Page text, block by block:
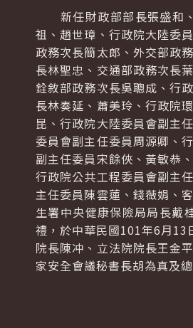
新任財政部部長張盛和、
祖、趙世璋、行政院大陸委
政務次長簡太郎、外交部政
長林聖忠、交通部政務次長
銓敘部政務次長吳聰成、行
長林奏延、蕭美玲、行政院
昆、行政院大陸委員會副主
委員會副主任委員周源卿、
副主任委員宋餘俠、黃敏恭
行政院公共工程委員會副主
主任委員陳雲蓮、錢薇娟、
生署中央健康保險局局長戴
禮，於中華民國101年6月13
院長陳冲、立法院院長王金
家安全會議秘書長胡為真及